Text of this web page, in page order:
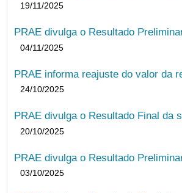
19/11/2025
PRAE divulga o Resultado
04/11/2025
PRAE informa reajuste do valor da
24/10/2025
PRAE divulga o Resultado Final da
20/10/2025
PRAE divulga o Resultado
03/10/2025